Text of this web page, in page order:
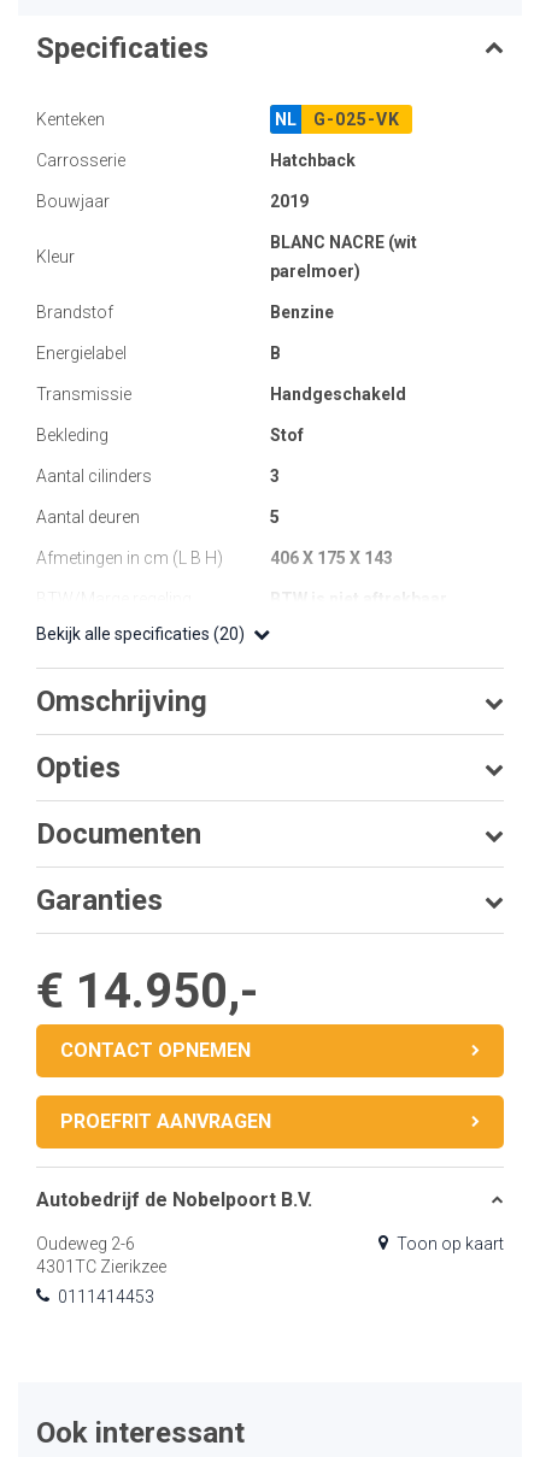
€ 14.950,-
CONTACT OPNEMEN
PROEFRIT AANVRAGEN
Autobedrijf de Nobelpoort B.V.
Oudeweg 2-6
4301TC Zierikzee
0111414453
Toon op kaart
Specificaties
Kenteken NL G-025-VK
Carrosserie Hatchback
Bouwjaar 2019
Kleur
BLANC NACRE (wit
parelmoer)
Brandstof Benzine
Energielabel B
Transmissie Handgeschakeld
Bekleding Stof
Aantal cilinders 3
Aantal deuren 5
Afmetingen in cm (L B H) 406 X 175 X 143
Bekijk alle specificaties (20)
Omschrijving
Opties
Documenten
Garanties
Ook interessant